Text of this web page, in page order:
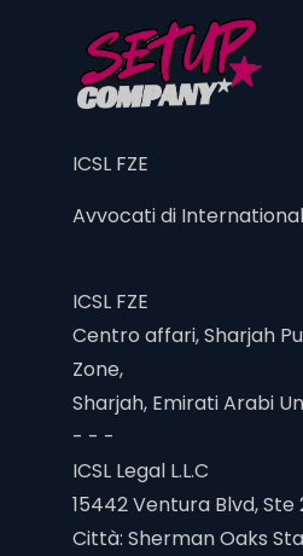
ICSL FZE
Avvocati di
ICSL FZE
Centro affari, Sharjah
Zone,
Sharjah, Emirati Arabi
- - -
ICSL Legal L.L.C
15442 Ventura Blvd, Ste
Città: Sherman Oaks